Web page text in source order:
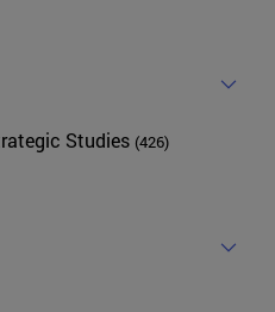
Studies (426)